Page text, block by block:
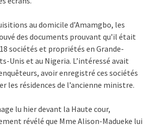
au domicile d’Amamgbo, les
des documents prouvant qu’il était
sociétés et propriétés en Grande-
Unis et au Nigeria. L’intéressé avait
avoir enregistré ces sociétés
les résidences de l’ancienne ministre.
lu hier devant la Haute cour,
révélé que Mme Alison-Madueke lui